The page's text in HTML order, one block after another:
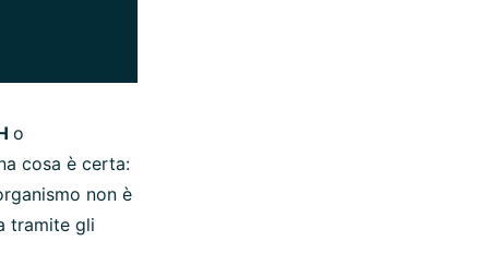
o
cosa è certa:
non è
tramite gli